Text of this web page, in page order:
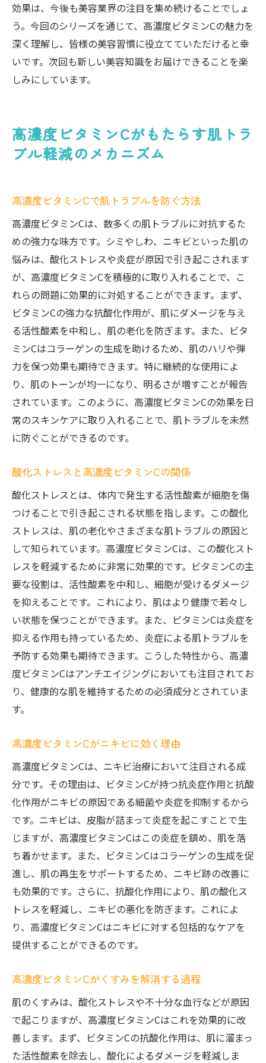
効果は、今後も美容業界の注目を集め続けることでしょ
う。今回のシリーズを通じて、高濃度ビタミンCの魅力を
深く理解し、皆様の美容習慣に役立てていただけると幸
いです。次回も新しい美容知識をお届けできることを楽
しみにしています。
高濃度ビタミンCがもたらす肌トラ
ブル軽減のメカニズム
高濃度ビタミンCで肌トラブルを防ぐ方法
高濃度ビタミンCは、数多くの肌トラブルに対抗するた
めの強力な味方です。シミやしわ、ニキビといった肌の
悩みは、酸化ストレスや炎症が原因で引き起こされます
が、高濃度ビタミンCを積極的に取り入れることで、こ
れらの問題に効果的に対処することができます。まず、
ビタミンCの強力な抗酸化作用が、肌にダメージを与え
る活性酸素を中和し、肌の老化を防ぎます。また、ビタ
ミンCはコラーゲンの生成を助けるため、肌のハリや弾
力を保つ効果も期待できます。特に継続的な使用によ
り、肌のトーンが均一になり、明るさが増すことが報告
されています。このように、高濃度ビタミンCの効果を日
常のスキンケアに取り入れることで、肌トラブルを未然
に防ぐことができるのです。
酸化ストレスと高濃度ビタミンCの関係
酸化ストレスとは、体内で発生する活性酸素が細胞を傷
つけることで引き起こされる状態を指します。この酸化
ストレスは、肌の老化やさまざまな肌トラブルの原因と
して知られています。高濃度ビタミンCは、この酸化スト
レスを軽減するために非常に効果的です。ビタミンCの主
要な役割は、活性酸素を中和し、細胞が受けるダメージ
を抑えることです。これにより、肌はより健康で若々し
い状態を保つことができます。また、ビタミンCは炎症を
抑える作用も持っているため、炎症による肌トラブルを
予防する効果も期待できます。こうした特性から、高濃
度ビタミンCはアンチエイジングにおいても注目されてお
り、健康的な肌を維持するための必須成分とされていま
す。
高濃度ビタミンCがニキビに効く理由
高濃度ビタミンCは、ニキビ治療において注目される成
分です。その理由は、ビタミンCが持つ抗炎症作用と抗酸
化作用がニキビの原因である細菌や炎症を抑制するから
です。ニキビは、皮脂が詰まって炎症を起こすことで生
じますが、高濃度ビタミンCはこの炎症を鎮め、肌を落
ち着かせます。また、ビタミンCはコラーゲンの生成を促
進し、肌の再生をサポートするため、ニキビ跡の改善に
も効果的です。さらに、抗酸化作用により、肌の酸化ス
トレスを軽減し、ニキビの悪化を防ぎます。これによ
り、高濃度ビタミンCはニキビに対する包括的なケアを
提供することができるのです。
高濃度ビタミンCがくすみを解消する過程
肌のくすみは、酸化ストレスや不十分な血行などが原因
で起こりますが、高濃度ビタミンCはこれを効果的に改
善します。まず、ビタミンCの抗酸化作用は、肌に溜まっ
た活性酸素を除去し、酸化によるダメージを軽減しま